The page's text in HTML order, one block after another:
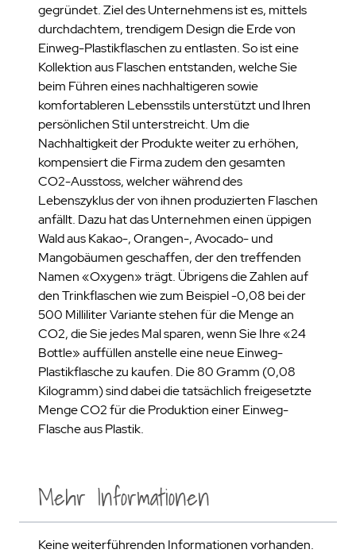
gegründet. Ziel des Unternehmens ist es, mittels
durchdachtem, trendigem Design die Erde von
Einweg-Plastikflaschen zu entlasten. So ist eine
Kollektion aus Flaschen entstanden, welche Sie
beim Führen eines nachhaltigeren sowie
komfortableren Lebensstils unterstützt und Ihren
persönlichen Stil unterstreicht. Um die
Nachhaltigkeit der Produkte weiter zu erhöhen,
kompensiert die Firma zudem den gesamten
CO2-Ausstoss, welcher während des
Lebenszyklus der von ihnen produzierten Flaschen
anfällt. Dazu hat das Unternehmen einen üppigen
Wald aus Kakao-, Orangen-, Avocado- und
Mangobäumen geschaffen, der den treffenden
Namen «Oxygen» trägt. Übrigens die Zahlen auf
den Trinkflaschen wie zum Beispiel -0,08 bei der
500 Milliliter Variante stehen für die Menge an
CO2, die Sie jedes Mal sparen, wenn Sie Ihre «24
Bottle» auffüllen anstelle eine neue Einweg-
Plastikflasche zu kaufen. Die 80 Gramm (0,08
Kilogramm) sind dabei die tatsächlich freigesetzte
Menge CO2 für die Produktion einer Einweg-
Flasche aus Plastik.
Mehr Informationen
Keine weiterführenden Informationen vorhanden.